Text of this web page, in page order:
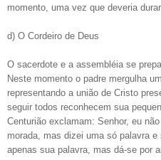
momento, uma vez que deveria
d) O Cordeiro de Deus
O sacerdote e a assembléia se
Neste momento o padre mergulha
representando a união de Cristo
seguir todos reconhecem sua
Centurião exclamam: Senhor, eu
morada, mas dizei uma só palavra
apenas sua palavra, mas dá-se por